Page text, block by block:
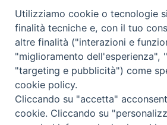
Scrivici
Copyright © 2019 - Tutti i
Trentina Editrice
Utilizziamo cookie o tecnologie
finalità tecniche e, con il tuo
altre finalità ("interazioni e
"miglioramento dell'esperienza",
"targeting e pubblicità") come
cookie policy.
Cliccando su "accetta"
cookie. Cliccando su